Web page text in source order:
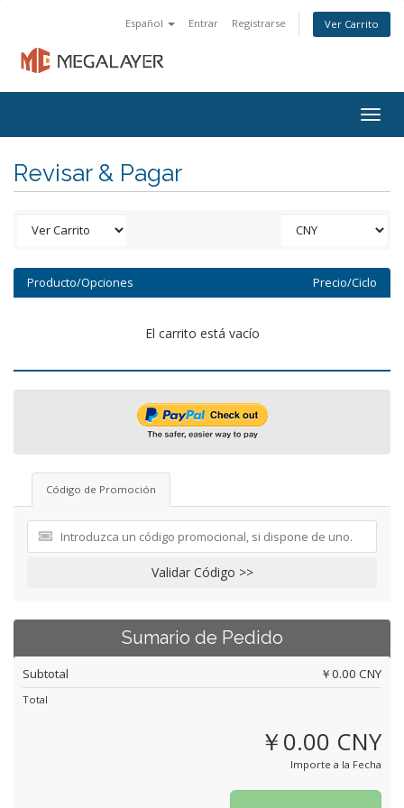
Español Entrar Registrarse Ver Carrito
Revisar & Pagar
Producto/Opciones Precio/Ciclo
El carrito está vacío
Código de Promoción
Validar Código >>
Sumario de Pedido
Subtotal ￥0.00 CNY
Total
￥0.00 CNY
Importe a la Fecha